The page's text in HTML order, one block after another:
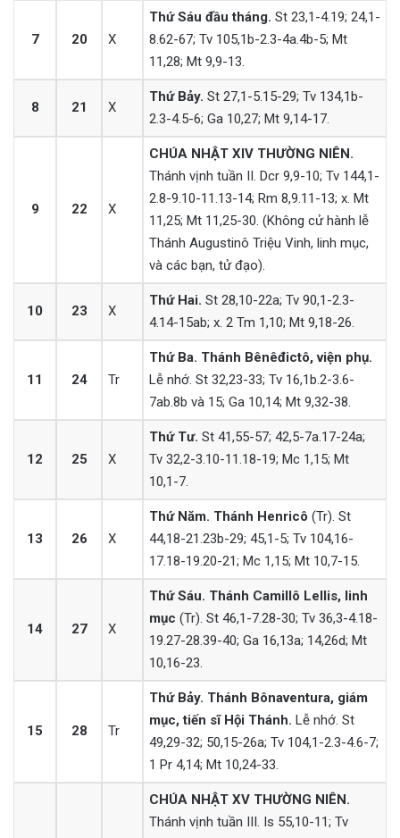
7 20 X
Thứ Sáu đầu tháng. St 23,1-4.19; 24,1-
8.62-67; Tv 105,1b-2.3-4a.4b-5; Mt
11,28; Mt 9,9-13.
8 21 X
Thứ Bảy. St 27,1-5.15-29; Tv 134,1b-
2.3-4.5-6; Ga 10,27; Mt 9,14-17.
9 22 X
CHÚA NHẬT XIV THƯỜNG NIÊN.
Thánh vịnh tuần II. Dcr 9,9-10; Tv 144,1-
2.8-9.10-11.13-14; Rm 8,9.11-13; x. Mt
11,25; Mt 11,25-30. (Không cử hành lễ
Thánh Augustinô Triệu Vinh, linh mục,
và các bạn, tử đạo).
10 23 X
Thứ Hai. St 28,10-22a; Tv 90,1-2.3-
4.14-15ab; x. 2 Tm 1,10; Mt 9,18-26.
11 24 Tr
Thứ Ba. Thánh Bênêđictô, viện phụ.
Lễ nhớ. St 32,23-33; Tv 16,1b.2-3.6-
7ab.8b và 15; Ga 10,14; Mt 9,32-38.
12 25 X
Thứ Tư. St 41,55-57; 42,5-7a.17-24a;
Tv 32,2-3.10-11.18-19; Mc 1,15; Mt
10,1-7.
13 26 X
Thứ Năm. Thánh Henricô (Tr). St
44,18-21.23b-29; 45,1-5; Tv 104,16-
17.18-19.20-21; Mc 1,15; Mt 10,7-15.
14 27 X
Thứ Sáu. Thánh Camillô Lellis, linh
mục (Tr). St 46,1-7.28-30; Tv 36,3-4.18-
19.27-28.39-40; Ga 16,13a; 14,26d; Mt
10,16-23.
15 28 Tr
Thứ Bảy. Thánh Bônaventura, giám
mục, tiến sĩ Hội Thánh. Lễ nhớ. St
49,29-32; 50,15-26a; Tv 104,1-2.3-4.6-7;
1 Pr 4,14; Mt 10,24-33.
CHÚA NHẬT XV THƯỜNG NIÊN.
Thánh vịnh tuần III. Is 55,10-11; Tv